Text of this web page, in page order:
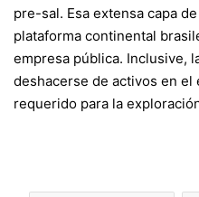
pre-sal. Esa extensa capa
plataforma continental
empresa pública. Inclusive,
deshacerse de activos en
requerido para la